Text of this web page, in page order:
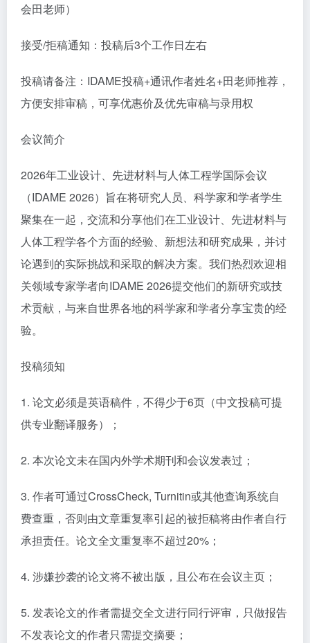
会田老师）
接受/拒稿通知：投稿后3个工作日左右
投稿请备注：IDAME投稿+通讯作者姓名+田老师推荐，
方便安排审稿，可享优惠价及优先审稿与录用权
会议简介
2026年工业设计、先进材料与人体工程学国际会议
（IDAME 2026）旨在将研究人员、科学家和学者学生
聚集在一起，交流和分享他们在工业设计、先进材料与
人体工程学各个方面的经验、新想法和研究成果，并讨
论遇到的实际挑战和采取的解决方案。我们热烈欢迎相
关领域专家学者向IDAME 2026提交他们的新研究或技
术贡献，与来自世界各地的科学家和学者分享宝贵的经
验。
投稿须知
1. 论文必须是英语稿件，不得少于6页（中文投稿可提
供专业翻译服务）；
2. 本次论文未在国内外学术期刊和会议发表过；
3. 作者可通过CrossCheck, Turnitin或其他查询系统自
费查重，否则由文章重复率引起的被拒稿将由作者自行
承担责任。论文全文重复率不超过20%；
4. 涉嫌抄袭的论文将不被出版，且公布在会议主页；
5. 发表论文的作者需提交全文进行同行评审，只做报告
不发表论文的作者只需提交摘要；